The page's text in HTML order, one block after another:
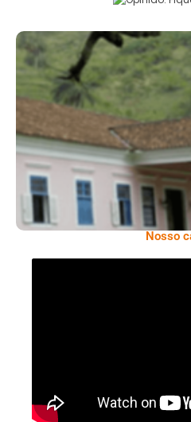
Serra: Fazenda Santa
Histórico
Nosso